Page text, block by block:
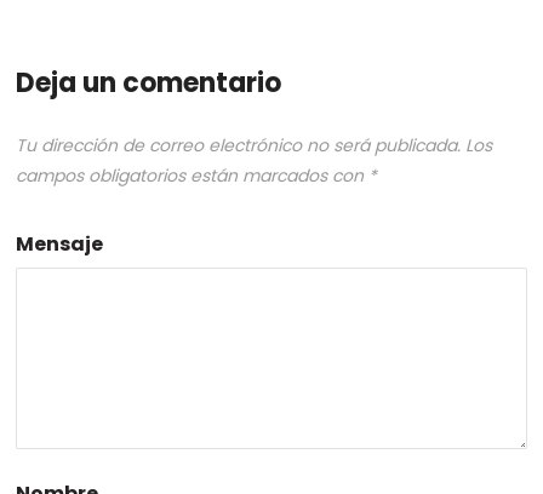
Deja un comentario
Tu dirección de correo electrónico no será publicada. Los
campos obligatorios están marcados con *
Mensaje